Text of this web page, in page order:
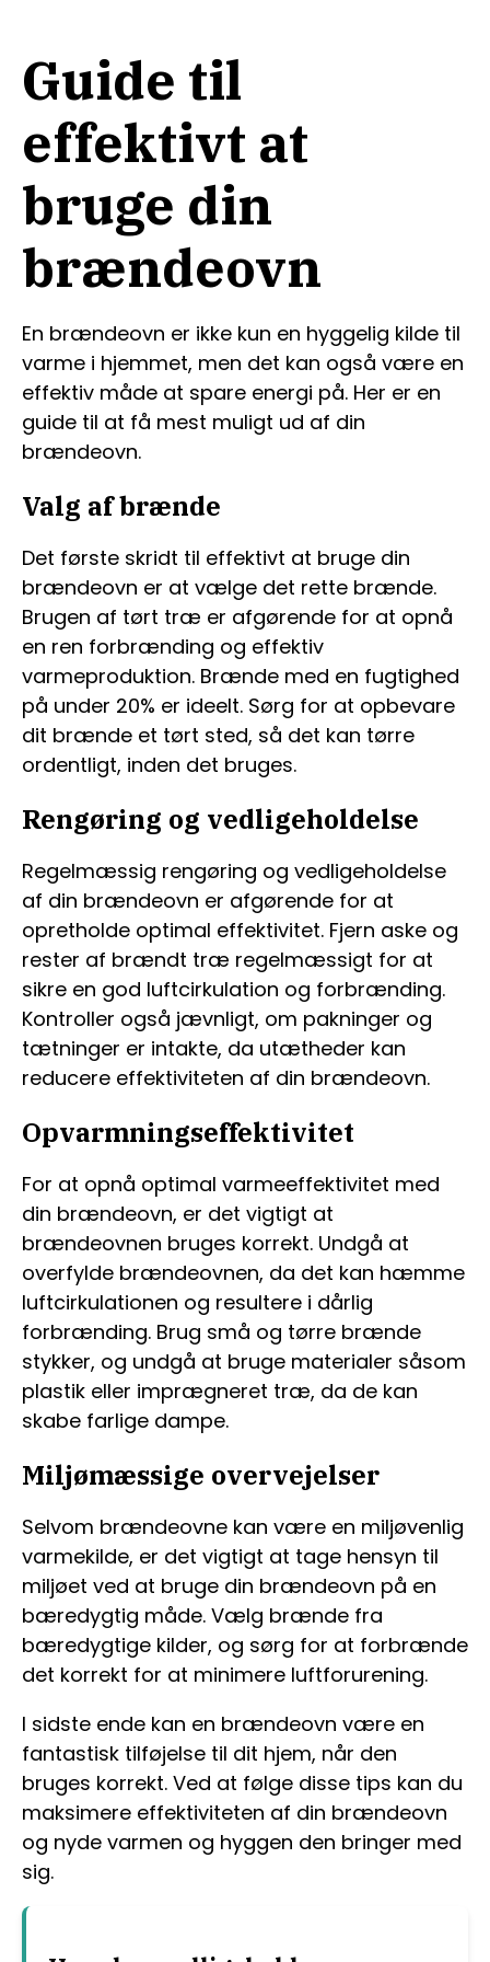
Guide til
effektivt at
bruge din
brændeovn
En brændeovn er ikke kun en hyggelig kilde til
varme i hjemmet, men det kan også være en
effektiv måde at spare energi på. Her er en
guide til at få mest muligt ud af din
brændeovn.
Valg af brænde
Det første skridt til effektivt at bruge din
brændeovn er at vælge det rette brænde.
Brugen af tørt træ er afgørende for at opnå
en ren forbrænding og effektiv
varmeproduktion. Brænde med en fugtighed
på under 20% er ideelt. Sørg for at opbevare
dit brænde et tørt sted, så det kan tørre
ordentligt, inden det bruges.
Rengøring og vedligeholdelse
Regelmæssig rengøring og vedligeholdelse
af din brændeovn er afgørende for at
opretholde optimal effektivitet. Fjern aske og
rester af brændt træ regelmæssigt for at
sikre en god luftcirkulation og forbrænding.
Kontroller også jævnligt, om pakninger og
tætninger er intakte, da utætheder kan
reducere effektiviteten af din brændeovn.
Opvarmningseffektivitet
For at opnå optimal varmeeffektivitet med
din brændeovn, er det vigtigt at
brændeovnen bruges korrekt. Undgå at
overfylde brændeovnen, da det kan hæmme
luftcirkulationen og resultere i dårlig
forbrænding. Brug små og tørre brænde
stykker, og undgå at bruge materialer såsom
plastik eller imprægneret træ, da de kan
skabe farlige dampe.
Miljømæssige overvejelser
Selvom brændeovne kan være en miljøvenlig
varmekilde, er det vigtigt at tage hensyn til
miljøet ved at bruge din brændeovn på en
bæredygtig måde. Vælg brænde fra
bæredygtige kilder, og sørg for at forbrænde
det korrekt for at minimere luftforurening.
I sidste ende kan en brændeovn være en
fantastisk tilføjelse til dit hjem, når den
bruges korrekt. Ved at følge disse tips kan du
maksimere effektiviteten af din brændeovn
og nyde varmen og hyggen den bringer med
sig.